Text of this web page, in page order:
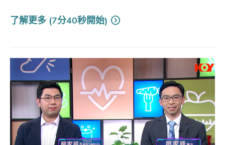
了解更多 (7分40秒開始)